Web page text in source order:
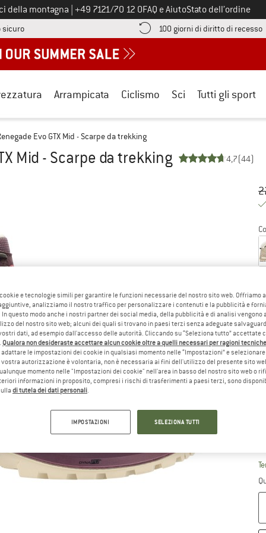
della montagna Chiamaci al numero
+49 7121/70 12 0FAQ e AiutoStato dell’ordine
sicuroQui trovi le informazioni di pagamento! Si apre in una casella
100 giorni di diritto di recesso
Arrampicata Ciclismo Sci Tutti gli sport
Evo GTX Mid - Scarpe da trekking
Mid - Scarpe da trekking 4,7(44)
e tecnologie simili per garantire le funzioni necessarie del nostro sito web. Offriamo
analizziamo il nostro traffico per personalizzare i contenuti e la pubblicità e
questo modo anche i nostri partner dei social media, della pubblicità e di analisi vengono
del nostro sito web; alcuni dei quali si trovano in paesi terzi senza adeguate
dati, ad esempio dall'accesso delle autorità. Cliccando su “Seleziona tutto” accettate
Qualora non desideraste accettare alcun cookie oltre a quelli necessari per ragioni
le impostazioni dei cookie in qualsiasi momento nelle “Impostazioni” e
autorizzazione è volontaria, non è necessaria ai fini dell'utilizzo del presente sito
momento nelle "Impostazioni dei cookie" nell'area in basso del nostro sito web o
informazioni in proposito, compresi i rischi di trasferimenti a paesi terzi, sono
di tutela dei dati personali.
IMPOSTAZIONI SELEZIONA TUTTI